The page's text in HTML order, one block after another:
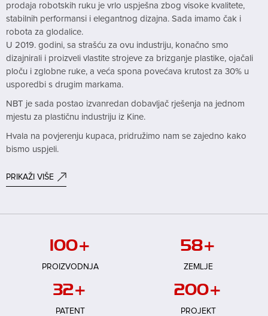
prodaja robotskih ruku je vrlo uspješna zbog visoke kvalitete,
stabilnih performansi i elegantnog dizajna. Sada imamo čak i
robota za glodalice.
U 2019. godini, sa strašću za ovu industriju, konačno smo
dizajnirali i proizveli vlastite strojeve za brizganje plastike, ojačali
ploču i zglobne ruke, a veća spona povećava krutost za 30% u
usporedbi s drugim markama.
NBT je sada postao izvanredan dobavljač rješenja na jednom
mjestu za plastičnu industriju iz Kine.
Hvala na povjerenju kupaca, pridružimo nam se zajedno kako
bismo uspjeli.
PRIKAŽI VIŠE
100+
PROIZVODNJA
58+
ZEMLJE
32 +
PATENT
200 +
PROJEKT